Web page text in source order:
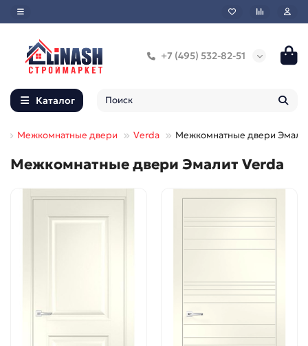
+7 (495) 532-82-51
Каталог
Межкомнатные двери Verda Межкомнатные двери
Межкомнатные двери Эмалит Verda